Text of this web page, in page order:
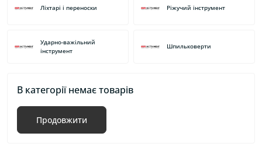
Ліхтарі і переноски Ріжучий інструмент
Ударно-важільний
інструмент
Шпильковерти
В категорії немає товарів
Продовжити